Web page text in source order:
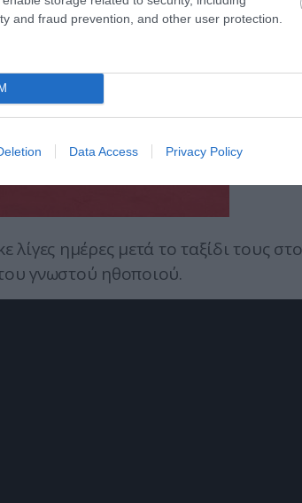
and fraud prevention, and other user protection.
Data Access Privacy Policy
ημέρες μετά το ταξίδι τους στο
γνωστού ηθοποιού.